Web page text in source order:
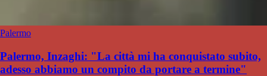
Palermo
Palermo, Inzaghi: "La città mi ha conquistato subito,
adesso abbiamo un compito da portare a termine"